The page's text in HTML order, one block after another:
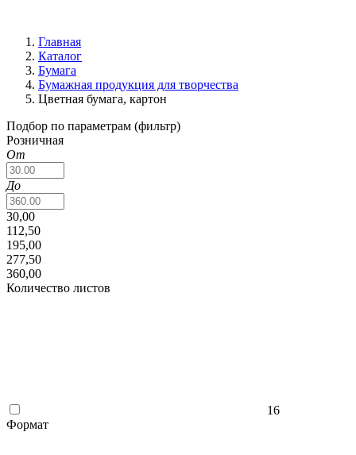
Главная
Каталог
Бумага
Бумажная продукция для творчества
Цветная бумага, картон
Подбор по параметрам (фильтр)
Розничная
От
До
30,00
112,50
195,00
277,50
360,00
Количество листов
16
Формат